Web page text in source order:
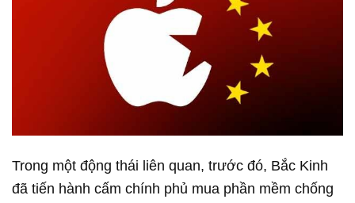
Trong một động thái liên quan, trước đó, Bắc Kinh
đã tiến hành cấm chính phủ mua phần mềm chống